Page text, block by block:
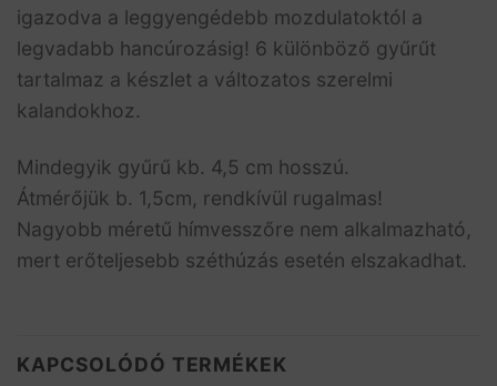
igazodva a leggyengédebb mozdulatoktól a
legvadabb hancúrozásig! 6 különböző gyűrűt
tartalmaz a készlet a változatos szerelmi
kalandokhoz.
Mindegyik gyűrű kb. 4,5 cm hosszú.
Átmérőjük b. 1,5cm, rendkívül rugalmas!
Nagyobb méretű hímvesszőre nem alkalmazható,
mert erőteljesebb széthúzás esetén elszakadhat.
KAPCSOLÓDÓ TERMÉKEK